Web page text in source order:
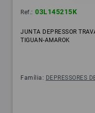
Ref.: 03L145215K
JUNTA DEPRESSOR
TIGUAN-AMAROK
Família: DEPRESSORES